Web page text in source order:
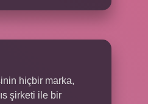
hiçbir marka,
şirketi ile bir